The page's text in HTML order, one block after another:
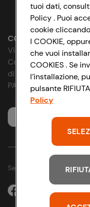
Impostazioni Cookie
Accessibilità
D&I e Parità di Genere
Strategia Fiscale
Lavora con noi
Le cooperative
News &
Richiami prodotto
Whistleblowing
CONAD SOCIETÀ
Via Michelino, 59 |
Codice Fiscale e
di Bologna
PARTITA IVA
Seguici sui Social:
tuoi dati,
Policy . Puoi
cookie
I COOKIE,
che vuoi
COOKIES . Se
l’installazione,
pulsante
Policy